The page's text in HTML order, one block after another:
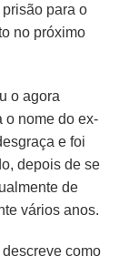
para o
no próximo
o agora
o nome do ex-
e foi
depois de se
de
vários anos.
como